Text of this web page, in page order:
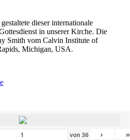
dieser internationale
in unserer Kirche. Die
Smith vom Calvin Institute of
Michigan, USA.
von 36 › »